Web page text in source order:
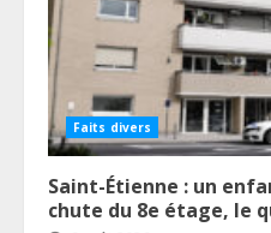
Faits divers
Saint-Étienne : un
chute du 8e étage, le